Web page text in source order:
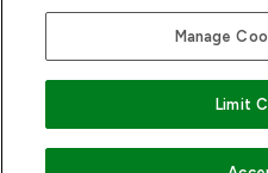
Manage
Limit